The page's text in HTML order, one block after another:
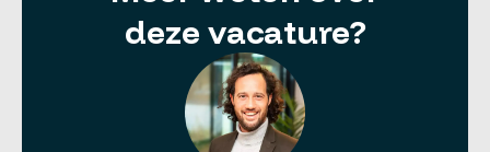
deze vacature?